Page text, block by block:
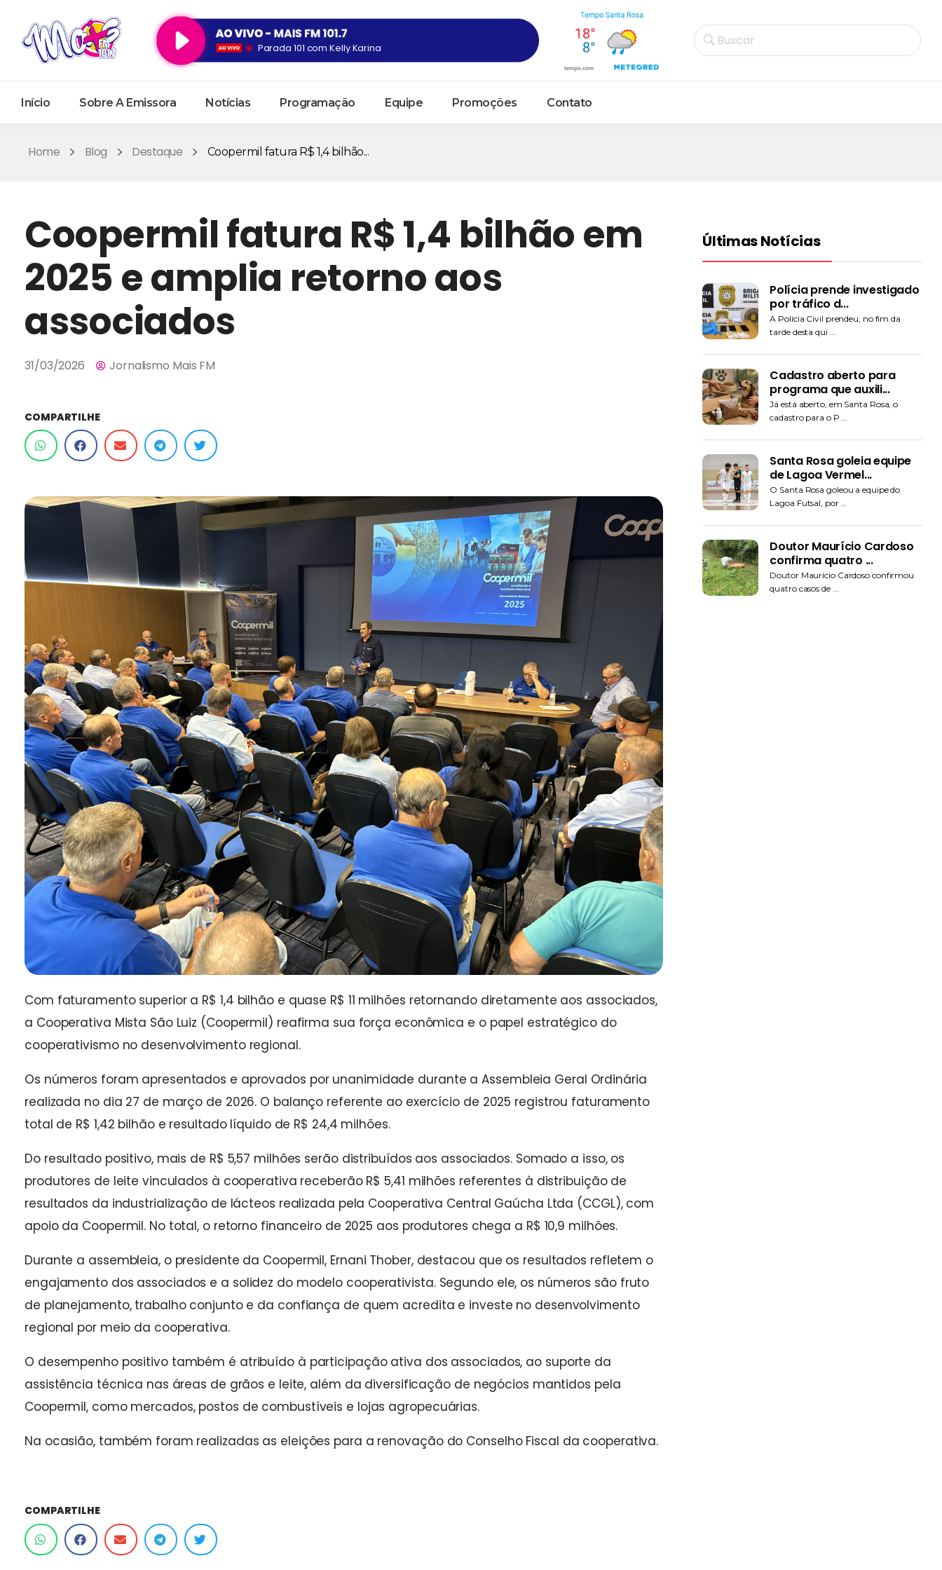
Parada 101 com Kelly Karina Buscar
Início Sobre A Emissora Notícias Programação Equipe Promoções Contato
Home Blog Destaque Coopermil fatura R$ 1,4 bilhão...
Coopermil fatura R$ 1,4 bilhão em
2025 e amplia retorno aos
associados
31/03/2026 Jornalismo Mais FM
COMPARTILHE
Com faturamento superior a R$ 1,4 bilhão e quase R$ 11 milhões retornando diretamente aos associados,
a Cooperativa Mista São Luiz (Coopermil) reafirma sua força econômica e o papel estratégico do
cooperativismo no desenvolvimento regional.
Os números foram apresentados e aprovados por unanimidade durante a Assembleia Geral Ordinária
realizada no dia 27 de março de 2026. O balanço referente ao exercício de 2025 registrou faturamento
total de R$ 1,42 bilhão e resultado líquido de R$ 24,4 milhões.
Do resultado positivo, mais de R$ 5,57 milhões serão distribuídos aos associados. Somado a isso, os
produtores de leite vinculados à cooperativa receberão R$ 5,41 milhões referentes à distribuição de
resultados da industrialização de lácteos realizada pela Cooperativa Central Gaúcha Ltda (CCGL), com
apoio da Coopermil. No total, o retorno financeiro de 2025 aos produtores chega a R$ 10,9 milhões.
Durante a assembleia, o presidente da Coopermil, Ernani Thober, destacou que os resultados refletem o
engajamento dos associados e a solidez do modelo cooperativista. Segundo ele, os números são fruto
de planejamento, trabalho conjunto e da confiança de quem acredita e investe no desenvolvimento
regional por meio da cooperativa.
O desempenho positivo também é atribuído à participação ativa dos associados, ao suporte da
assistência técnica nas áreas de grãos e leite, além da diversificação de negócios mantidos pela
Coopermil, como mercados, postos de combustíveis e lojas agropecuárias.
Na ocasião, também foram realizadas as eleições para a renovação do Conselho Fiscal da cooperativa.
COMPARTILHE
Últimas Notícias
Polícia prende investigado
por tráfico d...
A Polícia Civil prendeu, no fim da
tarde desta qui ...
Cadastro aberto para
programa que auxili...
Já está aberto, em Santa Rosa, o
cadastro para o P ...
Santa Rosa goleia equipe
de Lagoa Vermel...
O Santa Rosa goleou a equipe do
Lagoa Futsal, por ...
Doutor Maurício Cardoso
confirma quatro ...
Doutor Maurício Cardoso confirmou
quatro casos de ...